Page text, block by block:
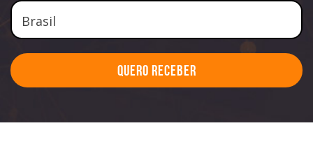
Quero Receber